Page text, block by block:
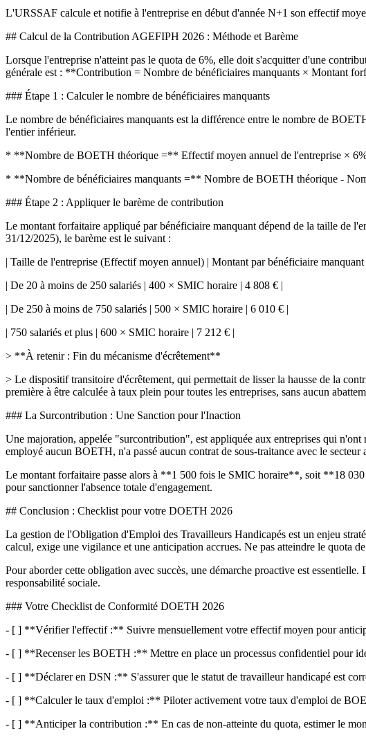
L'URSSAF calcule et notifie à l'entreprise en début d'année N+1 son effectif
## Calcul de la Contribution AGEFIPH 2026 : Méthode et Barème
Lorsque l'entreprise n'atteint pas le quota de 6%, elle doit s'acquitter d'une
générale est : **Contribution = Nombre de bénéficiaires manquants × Montant
### Étape 1 : Calculer le nombre de bénéficiaires manquants
Le nombre de bénéficiaires manquants est la différence entre le nombre de
l'entier inférieur.
* **Nombre de BOETH théorique =** Effectif moyen annuel de l'entreprise ×
* **Nombre de bénéficiaires manquants =** Nombre de BOETH théorique -
### Étape 2 : Appliquer le barème de contribution
Le montant forfaitaire appliqué par bénéficiaire manquant dépend de la taille de
31/12/2025), le barème est le suivant :
| Taille de l'entreprise (Effectif moyen annuel) | Montant par bénéficiaire
| De 20 à moins de 250 salariés | 400 × SMIC horaire | 4 808 € |
| De 250 à moins de 750 salariés | 500 × SMIC horaire | 6 010 € |
| 750 salariés et plus | 600 × SMIC horaire | 7 212 € |
> **À retenir : Fin du mécanisme d'écrêtement**
> Le dispositif transitoire d'écrêtement, qui permettait de lisser la hausse de la
première à être calculée à taux plein pour toutes les entreprises, sans aucun
### La Surcontribution : Une Sanction pour l'Inaction
Une majoration, appelée "surcontribution", est appliquée aux entreprises qui
employé aucun BOETH, n'a passé aucun contrat de sous-traitance avec le
Le montant forfaitaire passe alors à **1 500 fois le SMIC horaire**, soit **18
pour sanctionner l'absence totale d'engagement.
## Conclusion : Checklist pour votre DOETH 2026
La gestion de l'Obligation d'Emploi des Travailleurs Handicapés est un enjeu
calcul, exige une vigilance et une anticipation accrues. Ne pas atteindre le quota
Pour aborder cette obligation avec succès, une démarche proactive est
responsabilité sociale.
### Votre Checklist de Conformité DOETH 2026
- [ ] **Vérifier l'effectif :** Suivre mensuellement votre effectif moyen pour
- [ ] **Recenser les BOETH :** Mettre en place un processus confidentiel pour
- [ ] **Déclarer en DSN :** S'assurer que le statut de travailleur handicapé est
- [ ] **Calculer le taux d'emploi :** Piloter activement votre taux d'emploi de
- [ ] **Anticiper la contribution :** En cas de non-atteinte du quota, estimer le